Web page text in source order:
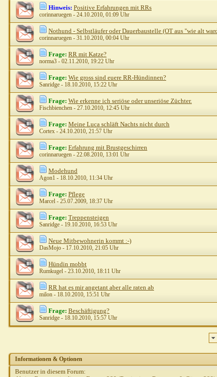
Hinweis: Positive Erfahrungen mit RRs
corinnaruegen - 24.10.2010, 01:09 Uhr
Nothund - Selbstläufer oder Dauerbaustelle (OT aus "wie alt
corinnaruegen - 31.10.2010, 00:04 Uhr
Frage: RR mit Katze?
norma3 - 02.11.2010, 19:22 Uhr
Frage: Wie gross sind euere RR-Hündinnen?
Sanridge - 18.10.2010, 15:22 Uhr
Frage: Wie erkenne ich seriöse oder unseriöse Züchter.
Fischbienchen - 27.10.2010, 12:45 Uhr
Frage: Meine Luca schläft Nachts nicht durch
Cortex - 24.10.2010, 21:57 Uhr
Frage: Erfahrung mit Brustgeschirren
corinnaruegen - 22.08.2010, 13:01 Uhr
Modehund
Agon1 - 18.10.2010, 11:34 Uhr
Frage: Pflege
Marcel - 25.07.2009, 18:37 Uhr
Frage: Treppensteigen
Sanridge - 19.10.2010, 16:53 Uhr
Neue Mitbewohnerin kommt :-)
DasMojo - 17.10.2010, 21:05 Uhr
Hündin mobbt
Rumkugel - 23.10.2010, 18:11 Uhr
RR hat es mir angetant aber alle raten ab
milon - 18.10.2010, 15:51 Uhr
Frage: Beschäftigung?
Sanridge - 18.10.2010, 15:57 Uhr
Informationen & Optionen
Benutzer in diesem Forum: